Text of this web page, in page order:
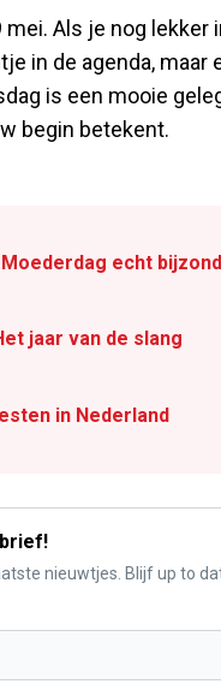
Als je nog
in de agenda,
is een mooie
begin betekent.
echt
jaar van de slang
in Nederland
nieuwtjes. Blijf up to